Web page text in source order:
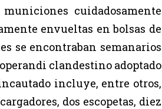
cuidadosamente
envueltas en bolsas de
se encontraban semanarios
clandestino adoptado
incluye, entre otros,
dos escopetas, diez